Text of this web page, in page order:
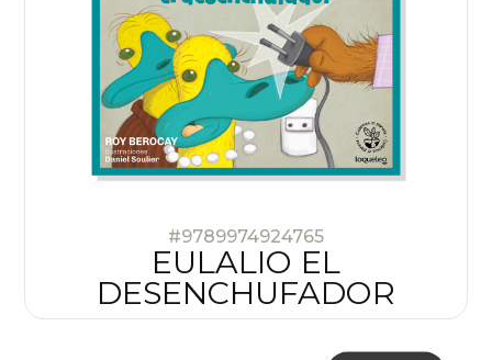
#9789974924765
EULALIO EL
DESENCHUFADOR